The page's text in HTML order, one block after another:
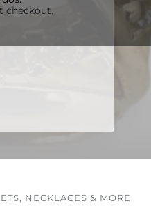
NECKLACES & MORE
checkout.